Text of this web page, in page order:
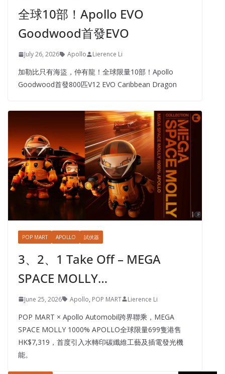
全球10部！Apollo EVO
Goodwood首發EVO
July 26, 2026 Apollo Lierence Li
加勒比只有海盜，仲有龍！全球限量10部！Apollo
Goodwood首發800匹V12 EVO Caribbean Dragon
POP MART APOLLO 試伏器
3、2、1 Take Off – MEGA
SPACE MOLLY…
June 25, 2026 Apollo, POP MART Lierence Li
POP MART × Apollo Automobil跨界聯乘，MEGA
SPACE MOLLY 1000% APOLLO全球限量699隻港售
HK$7,319，首度引入水轉印碳纖維工藝及插電發光機
能。